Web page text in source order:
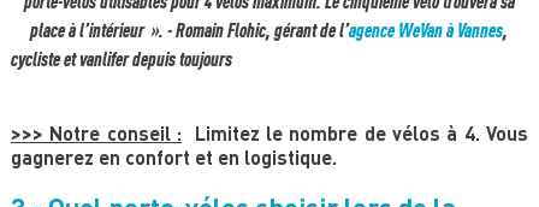
place à l’intérieur ». - Romain Flohic, gérant de l’agence WeVan à Vannes,
cycliste et vanlifer depuis toujours
>>> Notre conseil :
Limitez le nombre de vélos à 4. Vous
gagnerez en confort et en logistique.